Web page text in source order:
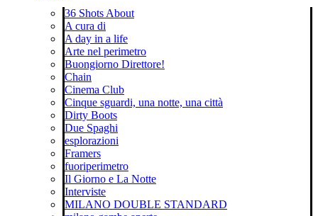
36 Shots About
A cura di
A day in a life
Arte nel perimetro
Buongiorno Direttore!
Chain
Cinema Club
Cinque sguardi, una notte, una città
Dirty Boots
Due Spaghi
esplorazioni
Framers
fuoriperimetro
Il Giorno e La Notte
Interviste
MILANO DOUBLE STANDARD